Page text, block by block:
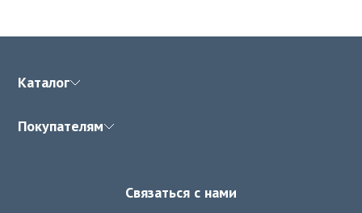
Каталог
Покупателям
Связаться с нами